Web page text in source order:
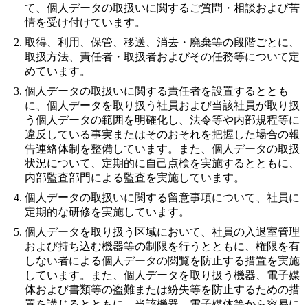
て、個人データの取扱いに関するご質問・相談および苦
情を受け付けています。
取得、利用、保管、移送、消去・廃棄等の段階ごとに、
取扱方法、責任者・取扱者およびその任務等について定
めています。
個人データの取扱いに関する責任者を設置するととも
に、個人データを取り扱う社員および当該社員が取り扱
う個人データの範囲を明確化し、法令等や内部規程等に
違反している事実またはそのおそれを把握した場合の報
告連絡体制を整備しています。また、個人データの取扱
状況について、定期的に自己点検を実施するとともに、
内部監査部門による監査を実施しています。
個人データの取扱いに関する留意事項について、社員に
定期的な研修を実施しています。
個人データを取り扱う区域において、社員の入退室管理
および持ち込む機器等の制限を行うとともに、権限を有
しない者による個人データの閲覧を防止する措置を実施
しています。また、個人データを取り扱う機器、電子媒
体および書類等の盗難または紛失等を防止するための措